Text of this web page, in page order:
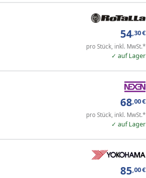
54,30€
pro Stück, inkl. MwSt.*
✓ auf Lager
68,00€
pro Stück, inkl. MwSt.*
✓ auf Lager
85,00€